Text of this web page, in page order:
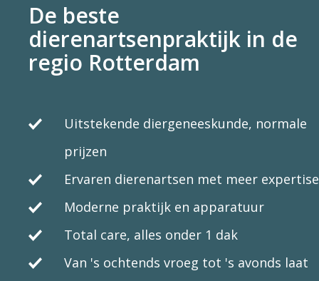
De beste
dierenartsenpraktijk in de
regio Rotterdam
Uitstekende diergeneeskunde, normale
prijzen
Ervaren dierenartsen met meer expertise
Moderne praktijk en apparatuur
Total care, alles onder 1 dak
Van 's ochtends vroeg tot 's avonds laat